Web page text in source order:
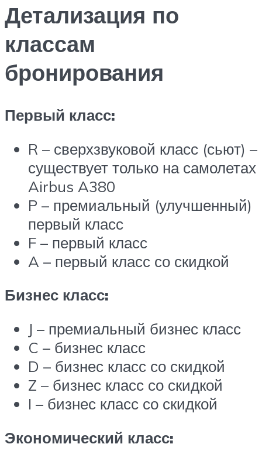
Детализация по
классам
бронирования
Первый класс:
R – сверхзвуковой класс (сьют) –
существует только на самолетах
Airbus A380
P – премиальный (улучшенный)
первый класс
F – первый класс
A – первый класс со скидкой
Бизнес класс:
J – премиальный бизнес класс
C – бизнес класс
D – бизнес класс со скидкой
Z – бизнес класс со скидкой
I – бизнес класс со скидкой
Экономический класс: